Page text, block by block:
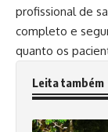
profissional de
completo e
quanto os
Leita também